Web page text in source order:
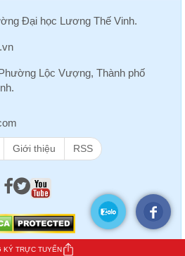
Đại học Lương Thế Vinh.
Lộc Vượng, Thành phố
Giới thiệu RSS
KÝ TRỰC TUYẾN